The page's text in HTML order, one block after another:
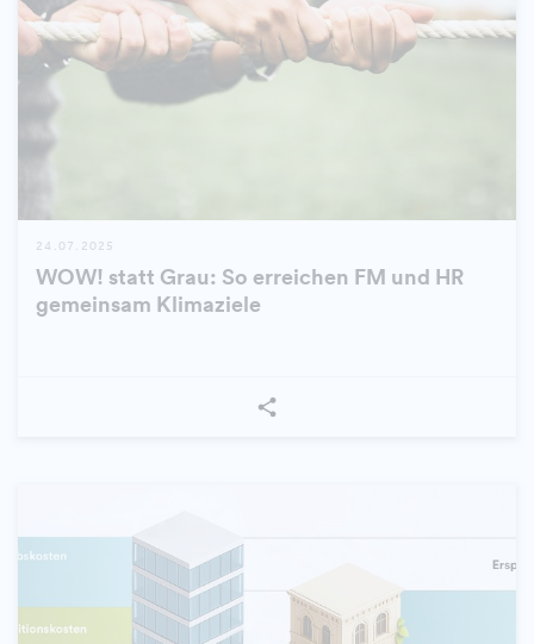
24.07.2025
WOW! statt Grau: So erreichen FM und HR
gemeinsam Klimaziele